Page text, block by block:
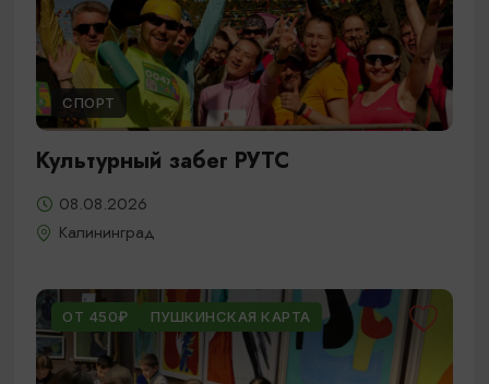
СПОРТ
Культурный забег РУТС
08.08.2026
Калининград
ОТ 450₽ ПУШКИНСКАЯ КАРТА